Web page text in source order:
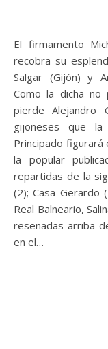
El firmamento Michelin se amplía en Asturias. Asturias
recobra su
Salgar (Gijón) y
Como la dicha
pierde Alejandro
gijoneses que
Principado figurará
la popular
repartidas de la
(2); Casa Gerardo
Real Balneario,
reseñadas arriba
en el…